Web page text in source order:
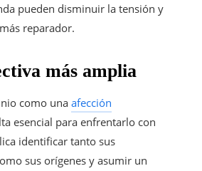
pueden disminuir la tensión y
reparador.
más amplia
como una afección
esencial para enfrentarlo con
identificar tanto sus
sus orígenes y asumir un